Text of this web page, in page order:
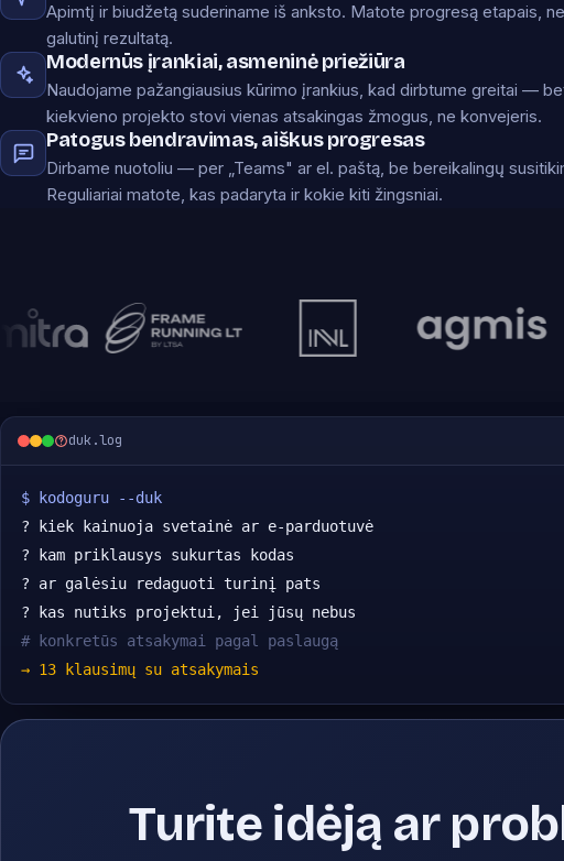
Apimtį ir biudžetą suderiname iš anksto. Matote progresą etapais,
galutinį rezultatą.
Modernūs įrankiai, asmeninė priežiūra
Naudojame pažangiausius kūrimo įrankius, kad dirbtume greitai —
kiekvieno projekto stovi vienas atsakingas žmogus, ne konvejeris.
Patogus bendravimas, aiškus progresas
Dirbame nuotoliu — per „Teams" ar el. paštą, be bereikalingų
Reguliariai matote, kas padaryta ir kokie kiti žingsniai.
duk.log
$ kodoguru --duk
? kiek kainuoja svetainė ar e-parduotuvė
? kam priklausys sukurtas kodas
? ar galėsiu redaguoti turinį pats
? kas nutiks projektui, jei jūsų nebus
# konkretūs atsakymai pagal paslaugą
→ 13 klausimų su atsakymais
Turite idėją ar